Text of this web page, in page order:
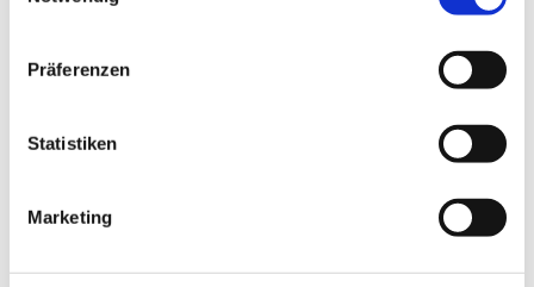
Präferenzen
Statistiken
Marketing